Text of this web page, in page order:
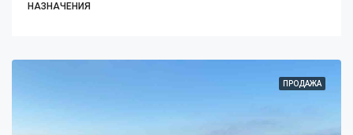
НАЗНАЧЕНИЯ
ПРОДАЖА